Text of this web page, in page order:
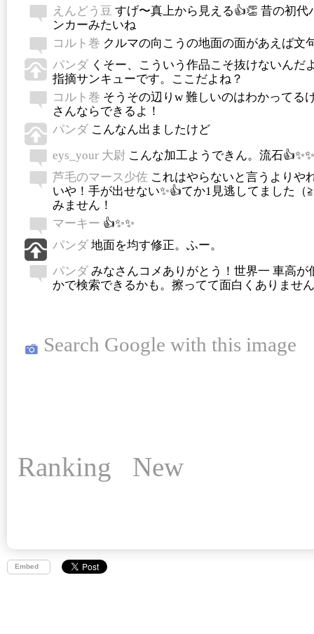
えんどう豆 すげ〜真上から見える👍👏 昔の初代
ンカーみたいね
コルト巻 クルマの向こうの地面の面があえば文
パンダ くそー、こういう作品こそ抜けないんだ
指摘サンキューです。ここだよね？
コルト巻 そうその辺りw 難しいのはわかってる
さんならできるよ！
パンダ こんなん出ましたけど
eys_your 大尉 こんな加工ようできん。流石
芦毛のマース少佐 これはやらないと言うよりや
いや！手が出せない✨👍てか1見逃してました（
みません！
マーキー 👍✨✨
パンダ 地面を均す修正。ふー。
パンダ みなさんコメありがとう！世界一 車高が
かで検索できるかも。擦ってて面白くありませ
Search Google with this image
Ranking New
Embed